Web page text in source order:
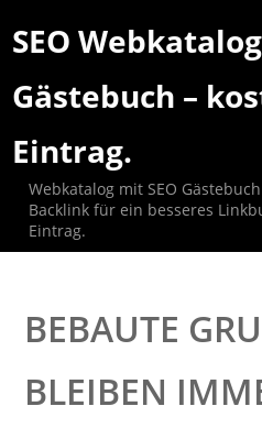
SEO
Gästebuch –
Eintrag.
Webkatalog mit SEO
Backlink für ein besseres
Eintrag.
BEBAUTE
BLEIBEN